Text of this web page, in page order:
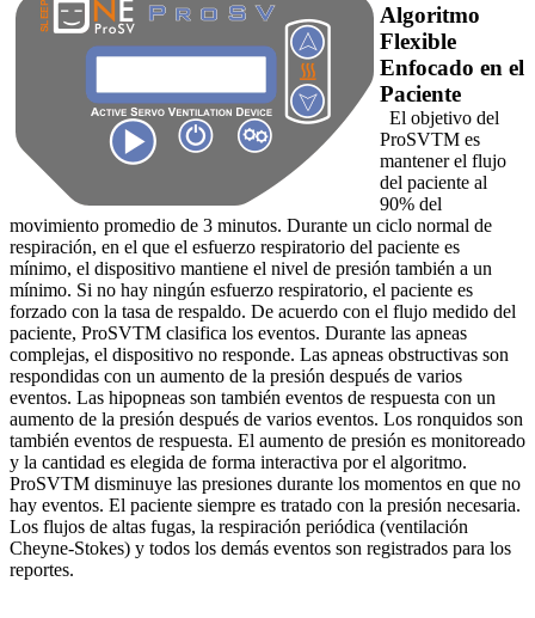
Algoritmo
Flexible
Enfocado en el
Paciente
El objetivo del
ProSVTM es
mantener el flujo
del paciente al
90% del
movimiento promedio de 3 minutos. Durante un ciclo normal de
respiración, en el que el esfuerzo respiratorio del paciente es
mínimo, el dispositivo mantiene el nivel de presión también a un
mínimo. Si no hay ningún esfuerzo respiratorio, el paciente es
forzado con la tasa de respaldo. De acuerdo con el flujo medido del
paciente, ProSVTM clasifica los eventos. Durante las apneas
complejas, el dispositivo no responde. Las apneas obstructivas son
respondidas con un aumento de la presión después de varios
eventos. Las hipopneas son también eventos de respuesta con un
aumento de la presión después de varios eventos. Los ronquidos son
también eventos de respuesta. El aumento de presión es monitoreado
y la cantidad es elegida de forma interactiva por el algoritmo.
ProSVTM disminuye las presiones durante los momentos en que no
hay eventos. El paciente siempre es tratado con la presión necesaria.
Los flujos de altas fugas, la respiración periódica (ventilación
Cheyne-Stokes) y todos los demás eventos son registrados para los
reportes.